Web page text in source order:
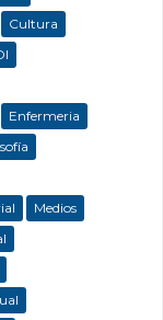
Cultura
Enfermeria
Medios